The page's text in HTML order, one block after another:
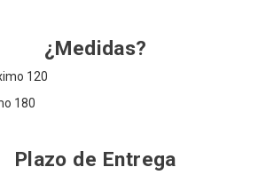
¿Medidas?
120
180
Plazo de Entrega